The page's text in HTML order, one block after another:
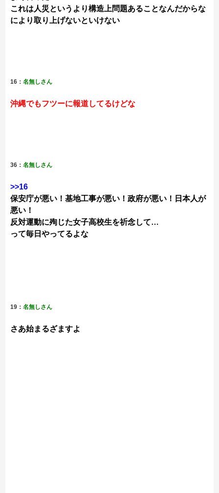
これは人災というより構造上問題あることなんだからな
により取り上げないといけない
16：名無しさん
沖縄でもフツーに報道してるけどな
36：名無しさん
>>16
保安庁が悪い！基地工事が悪い！政府が悪い！日本人が
悪い！
反対運動に殉じた女子高校生を祈念して…
って毎日やってるよな
19：名無しさん
さあ始まるざますよ